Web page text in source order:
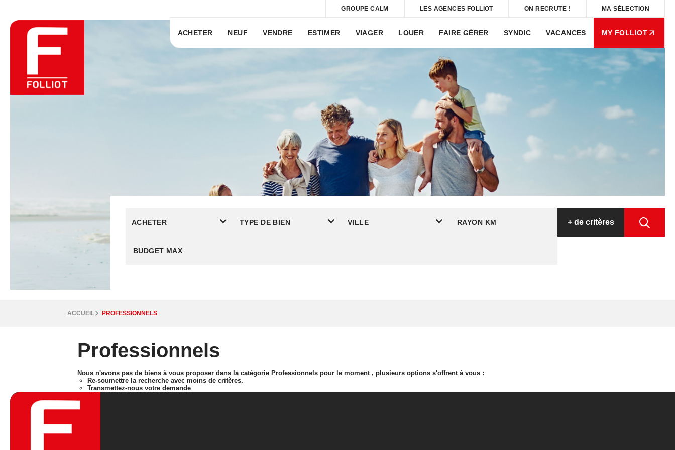
GROUPE CALM LES AGENCES FOLLIOT ON RECRUTE ! MA SÉLECTION
ACHETER NEUF VENDRE ESTIMER VIAGER LOUER FAIRE GÉRER SYNDIC VACANCES MY FOLLIOT
ACHETER TYPE DE BIEN VILLE RAYON KM + de critères
ACCUEIL PROFESSIONNELS
Professionnels
Nous n'avons pas de biens à vous proposer dans la catégorie Professionnels pour le moment , plusieurs options s'offrent à vous :
Re-soumettre la recherche avec moins de critères.
Transmettez-nous votre demande